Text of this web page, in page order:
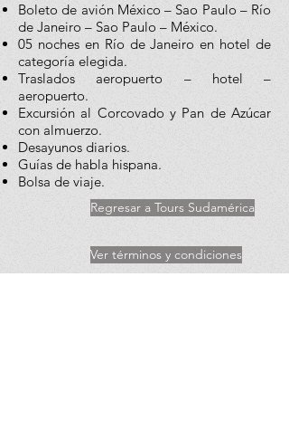
Boleto de avión México – Sao Paulo – Río
de Janeiro – Sao Paulo – México.
05 noches en Río de Janeiro en hotel de
categoría elegida.
Traslados aeropuerto – hotel –
aeropuerto.
Excursión al Corcovado y Pan de Azúcar
con almuerzo.
Desayunos diarios.
Guías de habla hispana.
Bolsa de viaje.
Regresar a Tours Sudamérica
Ver términos y condiciones